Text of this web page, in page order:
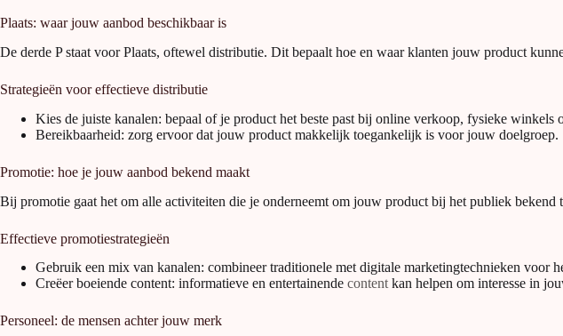
Plaats: waar jouw aanbod beschikbaar is
De derde P staat voor Plaats, oftewel distributie. Dit bepaalt hoe en waar klanten jouw product
Strategieën voor effectieve distributie
Kies de juiste kanalen: bepaal of je product het beste past bij online verkoop, fysieke winkels
Bereikbaarheid: zorg ervoor dat jouw product makkelijk toegankelijk is voor jouw doelgroep.
Promotie: hoe je jouw aanbod bekend maakt
Bij promotie gaat het om alle activiteiten die je onderneemt om jouw product bij het publiek bekend
Effectieve promotiestrategieën
Gebruik een mix van kanalen: combineer traditionele met digitale marketingtechnieken voor
Creëer boeiende content: informatieve en entertainende content kan helpen om interesse in
Personeel: de mensen achter jouw merk